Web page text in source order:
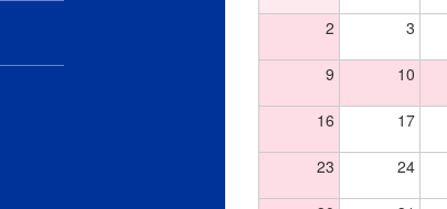
2 3
9 10
16 17
23 24